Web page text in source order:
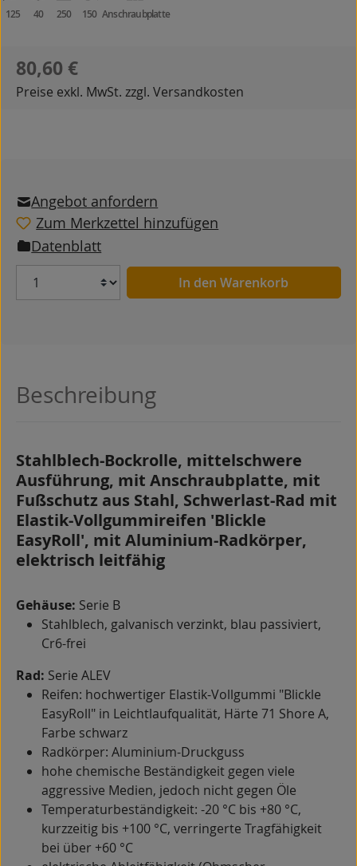
125 40 250 150 Anschraubplatte
Regulärer Preis:
80,60 €
Preise exkl. MwSt. zzgl. Versandkosten
Angebot anfordern
Zum Merkzettel hinzufügen
Datenblatt
Anzahl In den Warenkorb
Beschreibung
Stahlblech-Bockrolle, mittelschwere
Ausführung, mit Anschraubplatte, mit
Fußschutz aus Stahl, Schwerlast-Rad mit
Elastik-Vollgummireifen 'Blickle
EasyRoll', mit Aluminium-Radkörper,
elektrisch leitfähig
Gehäuse: Serie B
Stahlblech, galvanisch verzinkt, blau passiviert,
Cr6-frei
Rad: Serie ALEV
Reifen: hochwertiger Elastik-Vollgummi "Blickle
EasyRoll" in Leichtlaufqualität, Härte 71 Shore A,
Farbe schwarz
Radkörper: Aluminium-Druckguss
hohe chemische Beständigkeit gegen viele
aggressive Medien, jedoch nicht gegen Öle
Temperaturbeständigkeit: -20 °C bis +80 °C,
kurzzeitig bis +100 °C, verringerte Tragfähigkeit
bei über +60 °C